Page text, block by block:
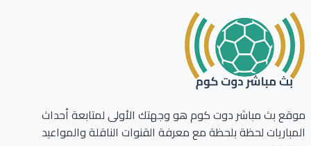
بث مباشر دوت كوم هو وجهتك الأولى لمتابعة أحداث
لحظة بلحظة مع معرفة القنوات الناقلة والمواعيد